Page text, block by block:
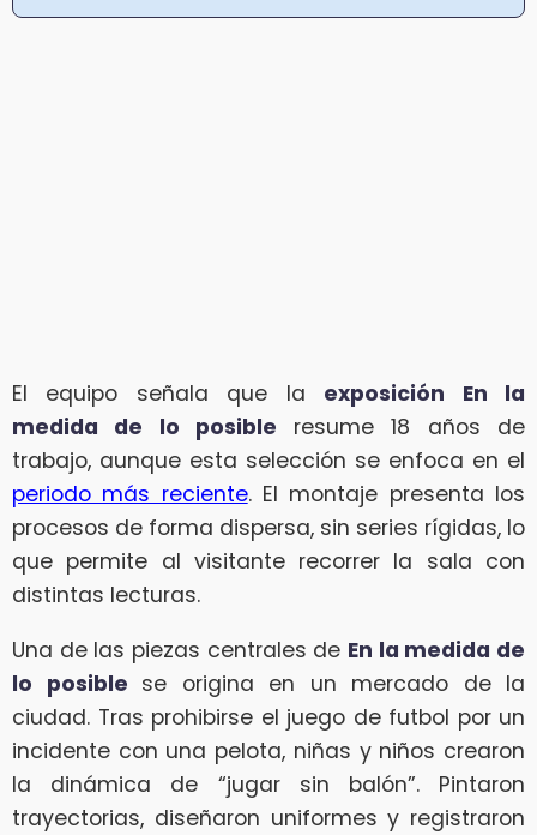
El equipo señala que la exposición En la
medida de lo posible resume 18 años de
trabajo, aunque esta selección se enfoca en el
periodo más reciente. El montaje presenta los
procesos de forma dispersa, sin series rígidas, lo
que permite al visitante recorrer la sala con
distintas lecturas.
Una de las piezas centrales de En la medida de
lo posible se origina en un mercado de la
ciudad. Tras prohibirse el juego de futbol por un
incidente con una pelota, niñas y niños crearon
la dinámica de “jugar sin balón”. Pintaron
trayectorias, diseñaron uniformes y registraron